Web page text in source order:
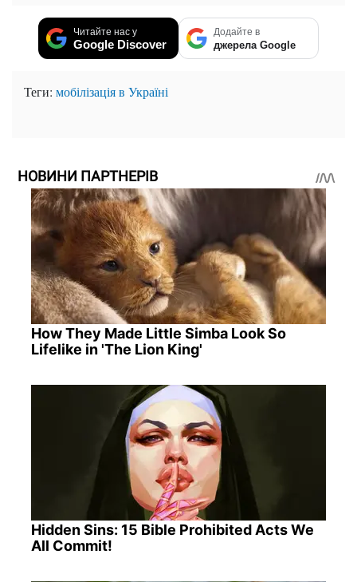
Читайте нас у
Google Discover
Додайте в
джерела Google
Теги: мобілізація в Україні
НОВИНИ ПАРТНЕРІВ
How They Made Little Simba Look So
Lifelike in 'The Lion King'
Hidden Sins: 15 Bible Prohibited Acts We
All Commit!